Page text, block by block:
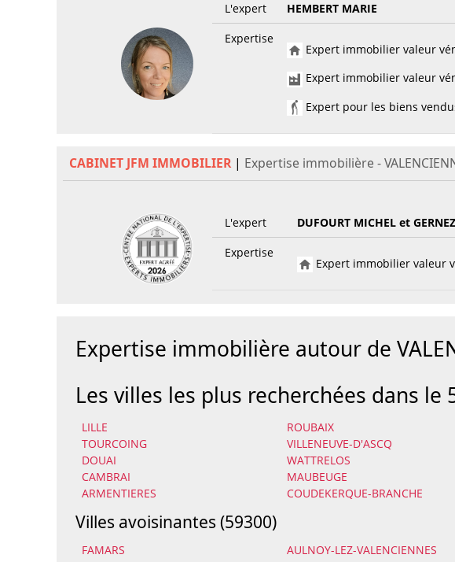
L'expert
HEMBERT MARIE
Expertise
Expert immobilier valeur
Expert immobilier valeur
Expert pour les biens
CABINET JFM IMMOBILIER | Expertise immobilière -
L'expert
DUFOURT MICHEL et
Expertise
Expert immobilier valeur
Expertise immobilière autour de
Les villes les plus recherchées dans le
LILLE ROUBAIX
TOURCOING
VILLENEUVE-D'ASCQ
DOUAI
WATTRELOS
CAMBRAI
MAUBEUGE
ARMENTIERES
COUDEKERQUE-BRANCHE
Villes avoisinantes (59300)
FAMARS AULNOY-LEZ-VALENCIENNES